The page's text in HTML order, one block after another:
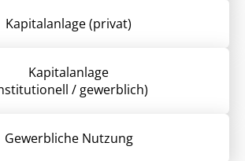
Kapitalanlage (privat)
Kapitalanlage
/ gewerblich)
Gewerbliche Nutzung